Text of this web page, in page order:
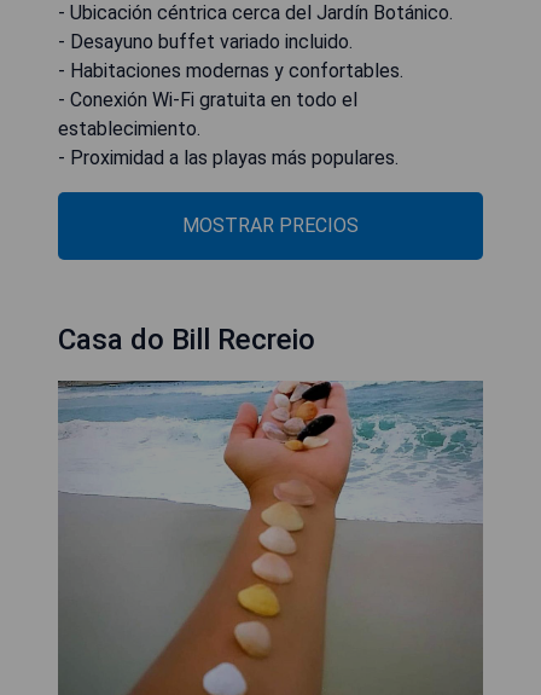
- Ubicación céntrica cerca del Jardín Botánico.
- Desayuno buffet variado incluido.
- Habitaciones modernas y confortables.
- Conexión Wi-Fi gratuita en todo el
establecimiento.
- Proximidad a las playas más populares.
MOSTRAR PRECIOS
Casa do Bill Recreio